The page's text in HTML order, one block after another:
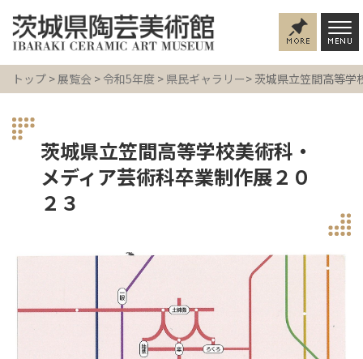
トップ >展覧会 > 令和5年度 > 県民ギャラリー> 茨城県立笠間高等学
茨城県立笠間高等学校美術科・
メディア芸術科卒業制作展２０
２３